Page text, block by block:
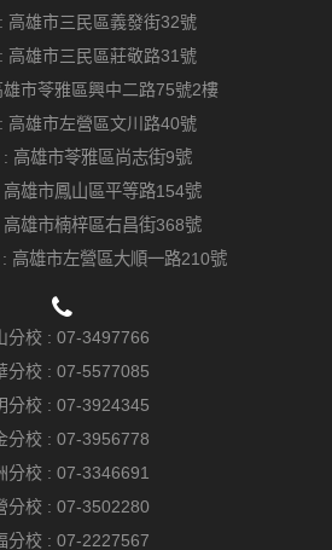
高雄市三民區義發街32號
高雄市三民區莊敬路31號
雄市苓雅區興中二路75號2樓
高雄市左營區文川路40號
高雄市苓雅區尚志街9號
高雄市鳳山區平等路154號
高雄市楠梓區右昌街368號
高雄市左營區大順一路210號
分校 : 07-3497766
分校 : 07-5577085
分校 : 07-3924345
分校 : 07-3956778
分校 : 07-3346691
分校 : 07-3502280
分校 : 07-2227567